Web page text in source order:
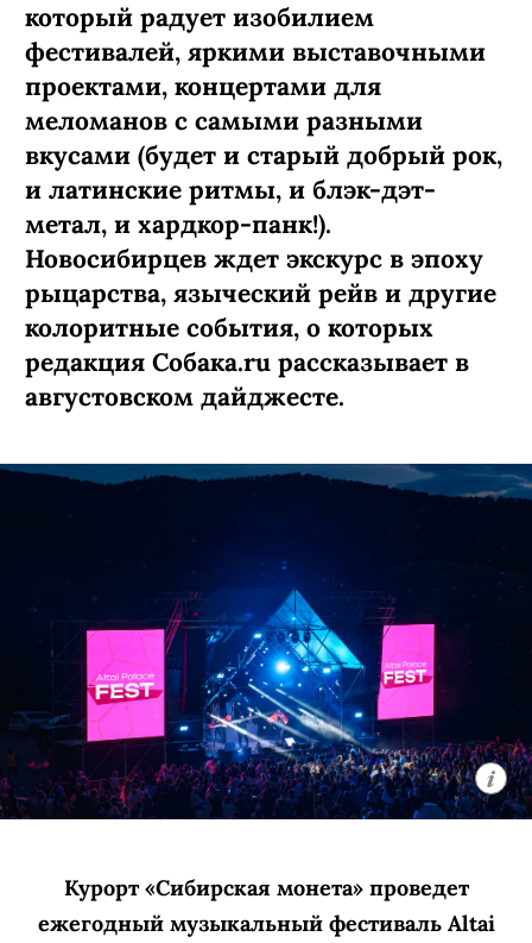
который радует изобилием
фестивалей, яркими выставочными
проектами, концертами для
меломанов с самыми разными
вкусами (будет и старый добрый рок,
и латинские ритмы, и блэк-дэт-
метал, и хардкор-панк!).
Новосибирцев ждет экскурс в эпоху
рыцарства, языческий рейв и другие
колоритные события, о которых
редакция Собака.ru рассказывает в
августовском дайджесте.
Курорт «Сибирская монета» проведет
ежегодный музыкальный фестиваль Altai